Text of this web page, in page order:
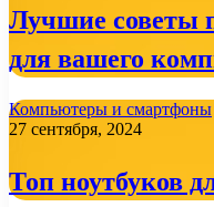
Лучшие советы
для вашего
Компьютеры и смартфоны
27 сентября, 2024
Топ ноутбуков